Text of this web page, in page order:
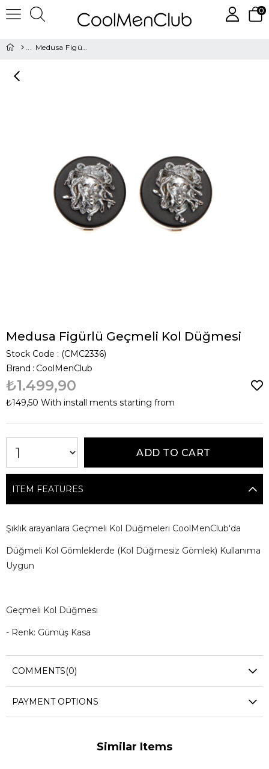
0
Medusa Figürlü Geçmeli Kol Düğmesi
Medusa Figürlü Geçmeli Kol Düğmesi
Stock Code
(CMC2336)
Brand : CoolMenClub
₺1.499,90
₺149,50 With install ments starting from
ITEM FEATURES
Şıklık arayanlara Geçmeli Kol Düğmeleri CoolMenClub'da
Düğmeli Kol Gömleklerde (Kol Düğmesiz Gömlek) Kullanıma
Uygun
Geçmeli Kol Düğmesi
- Renk: Gümüş Kasa
-Materyal: Metal
- Ürünün Hazırlanma Süresi 1-3 İş Günüdür
COMMENTS(0)
PAYMENT OPTIONS
Similar Items